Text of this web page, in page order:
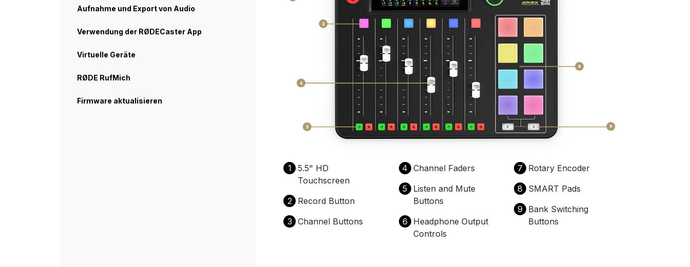
Aufnahme und Export von Audio
Verwendung der RØDECaster App
Virtuelle Geräte
RØDE RufMich
Firmware aktualisieren
1
5.5" HD
Touchscreen
2
Record Button
3 Channel Buttons
4 Channel Faders
5
Listen and Mute
Buttons
6
Headphone Output
Controls
7
Rotary Encoder
8
SMART Pads
9
Bank Switching
Buttons